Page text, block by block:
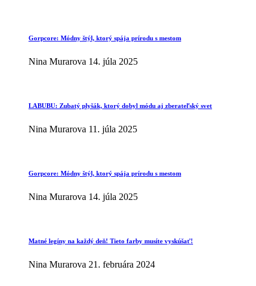
Gorpcore: Módny štýl, ktorý spája prírodu s mestom
Nina Murarova 14. júla 2025
LABUBU: Zubatý plyšák, ktorý dobyl módu aj zberateľský svet
Nina Murarova 11. júla 2025
Gorpcore: Módny štýl, ktorý spája prírodu s mestom
Nina Murarova 14. júla 2025
Matné legíny na každý deň! Tieto farby musíte vyskúšať!
Nina Murarova 21. februára 2024